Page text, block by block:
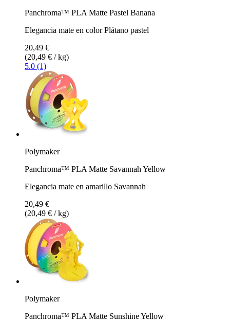
Panchroma™ PLA Matte Pastel Banana
Elegancia mate en color Plátano pastel
20,49 €
(20,49 € / kg)
5.0 (1)
Polymaker
Panchroma™ PLA Matte Savannah Yellow
Elegancia mate en amarillo Savannah
20,49 €
(20,49 € / kg)
Polymaker
Panchroma™ PLA Matte Sunshine Yellow